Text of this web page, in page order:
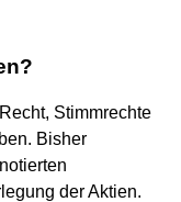
Stimmrechte
Bisher
der Aktien.